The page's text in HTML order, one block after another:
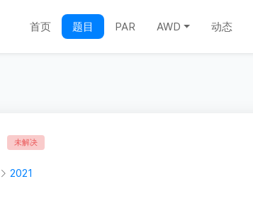
首页 题目 PAR AWD 动态
未解决
2021